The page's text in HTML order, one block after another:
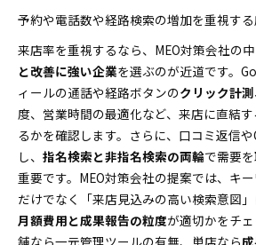
予約や電話数や経路検索の増加を重視す
来店率を重視するなら、MEO対策会社の
と改善に強い企業を選ぶのが近道です。
ィールの通話や経路ボタンのクリック計測
度、営業時間の最適化など、来店に直結
るかを確認します。さらに、口コミ返信
し、 指名検索と非指名検索の両輪で需要
重要です。MEO対策会社の提案では、キ
だけでなく「来店見込みの高い検索意図
月額費用と成果報告の粒度が適切かをチ
舗なら一元管理ツールの有無、単店なら